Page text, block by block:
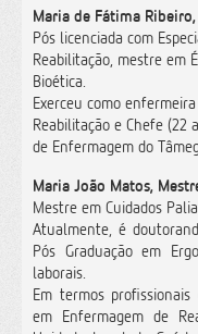
Maria de Fátima
Pós licenciada com
Reabilitação, mestre em
Bioética.
Exerceu como
Reabilitação e Chefe (22
de Enfermagem do
Maria João Matos,
Mestre em Cuidados
Atualmente, é
Pós Graduação em
laborais.
Em termos
em Enfermagem de